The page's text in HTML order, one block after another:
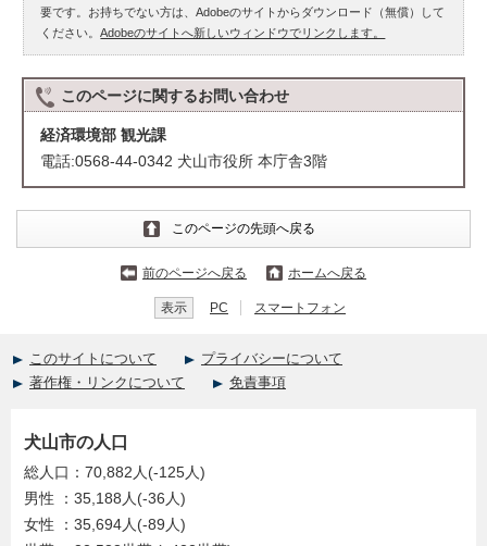
要です。お持ちでない方は、Adobeのサイトからダウンロード（無償）して
ください。Adobeのサイトへ新しいウィンドウでリンクします。
このページに関するお問い合わせ
経済環境部 観光課
電話:0568-44-0342 犬山市役所 本庁舎3階
このページの先頭へ戻る
前のページへ戻る ホームへ戻る
表示 PC スマートフォン
このサイトについて
プライバシーについて
著作権・リンクについて
免責事項
犬山市の人口
総人口：70,882人(-125人)
男性 ：35,188人(-36人)
女性 ：35,694人(-89人)